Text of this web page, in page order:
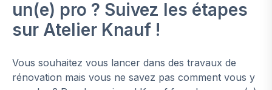
un(e) pro ? Suivez les étapes
sur Atelier Knauf !
Vous souhaitez vous lancer dans des travaux de
rénovation mais vous ne savez pas comment vous y